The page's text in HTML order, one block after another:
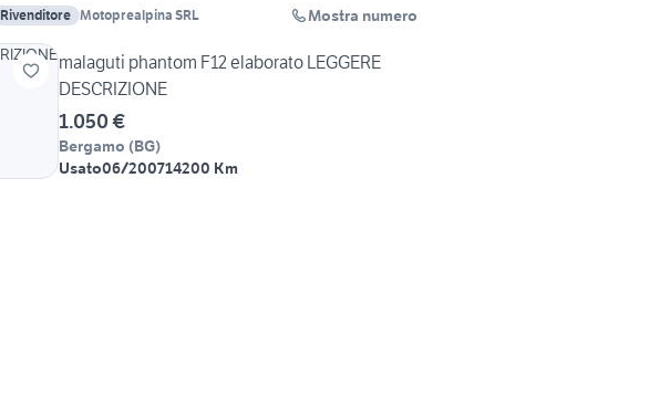
Rivenditore Motoprealpina SRL Mostra numero
malaguti phantom F12 elaborato LEGGERE
DESCRIZIONE
1.050 €
Bergamo (BG)
Usato06/200714200 Km